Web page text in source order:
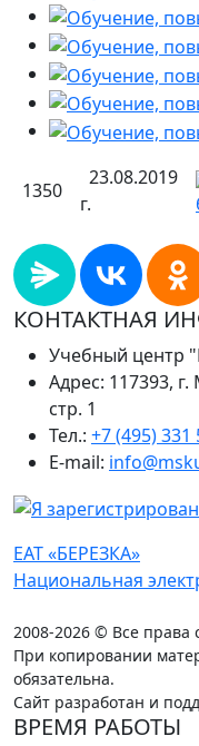
1350
23.08.2019
г.
КОНТАКТНАЯ
Учебный центр
Адрес: 117393,
стр. 1
Тел.: +7 (495) 331
E-mail:
ЕАТ «БЕРЕЗКА»
Национальная
2008-2026 © Все права
При копировании
обязательна.
Сайт разработан и
ВРЕМЯ РАБОТЫ